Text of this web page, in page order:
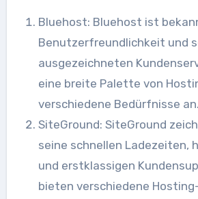
Bluehost: Bluehost ist
Benutzerfreundlichkeit und
ausgezeichneten
eine breite Palette von
verschiedene Bedürfnisse an.
SiteGround: SiteGround
seine schnellen Ladezeiten,
und erstklassigen
bieten verschiedene